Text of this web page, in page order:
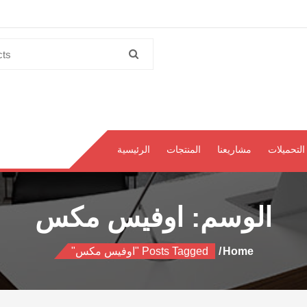
Search
الرئيسية المنتجات مشاريعنا التحميلات
الوسم: اوفيس مكس
Home Posts Tagged "اوفيس مكس"